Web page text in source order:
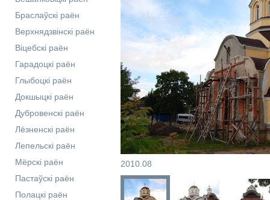
Браслаўскі раён
Верхнядзвінскі раён
Віцебскі раён
Гарадоцкі раён
Глыбоцкі раён
Докшыцкі раён
Дубровенскі раён
Лёзненскі раён
Лепельскі раён
Мёрскі раён
Пастаўскі раён
Полацкі раён
2010.08